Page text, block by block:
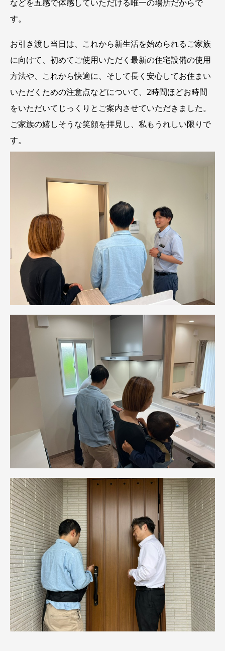
などを五感で体感していただける唯一の場所だからで
す。
お引き渡し当日は、これから新生活を始められるご家族
に向けて、初めてご使用いただく最新の住宅設備の使用
方法や、これから快適に、そして長く安心してお住まい
いただくための注意点などについて、2時間ほどお時間
をいただいてじっくりとご案内させていただきました。
ご家族の嬉しそうな笑顔を拝見し、私もうれしい限りで
す。